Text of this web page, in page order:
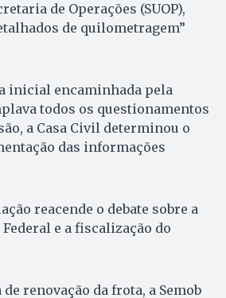
de Operações (SUOP),
de quilometragem”
inicial encaminhada pela
todos os questionamentos
a Casa Civil determinou o
das informações
reacende o debate sobre a
e a fiscalização do
renovação da frota, a Semob